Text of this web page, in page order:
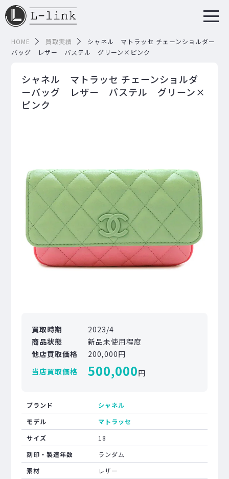
HOME 買取実績
シャネル マトラッセ チェーンショルダー
バッグ レザー パステル グリーン×ピンク
シャネル マトラッセ チェーンショルダ
ーバッグ レザー パステル グリーン×
ピンク
買取時期
2023/4
商品状態
新品未使用程度
他店買取価格
200,000円
当店買取価格
500,000円
ブランド
シャネル
モデル
マトラッセ
サイズ
18
刻印・製造年数
ランダム
素材
レザー